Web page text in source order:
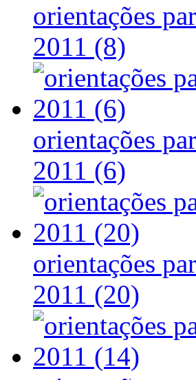
orientações
2011 (8)
orientações
2011 (6)
orientações
2011 (20)